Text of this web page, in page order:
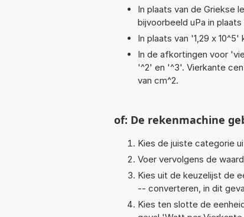
In plaats van de Griekse
bijvoorbeeld uPa in plaats
In plaats van '1,29 x
In de afkortingen voor
'^2' en '^3'. Vierkante
van cm^2.
of: De rekenmachine
Kies de juiste categorie
Voer vervolgens de
Kies uit de keuzelijst de
-- converteren, in dit
Kies ten slotte de